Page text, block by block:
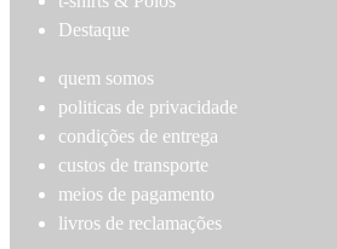
The
chosen
product
Destaque
quem somos
politicas de privacidade
condições de entrega
custos de transporte
meios de pagamento
livros de reclamações